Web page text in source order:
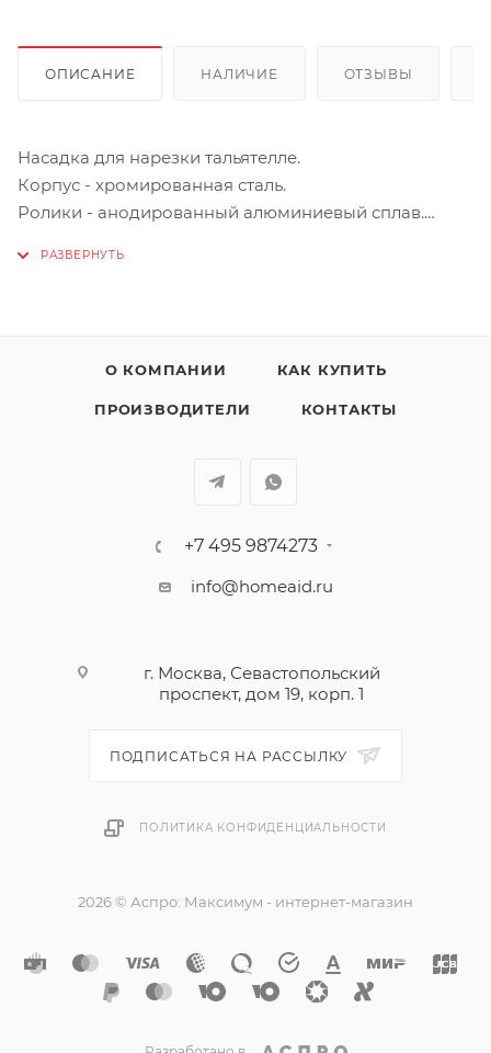
ОПИСАНИЕ НАЛИЧИЕ ОТЗЫВЫ
Насадка для нарезки тальятелле.
Корпус - хромированная сталь.
Ролики - анодированный алюминиевый сплав.
О КОМПАНИИ КАК КУПИТЬ
ПРОИЗВОДИТЕЛИ КОНТАКТЫ
+7 495 9874273
info@homeaid.ru
г. Москва, Севастопольский
проспект, дом 19, корп. 1
ПОДПИСАТЬСЯ НА РАССЫЛКУ
ПОЛИТИКА КОНФИДЕНЦИАЛЬНОСТИ
2026 © Аспро: Максимум - интернет-магазин